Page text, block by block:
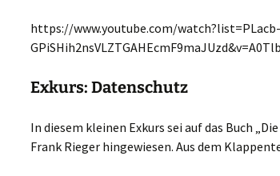
https://www.youtube.com/watch?list=PLacb-
Exkurs: Datenschutz
In diesem kleinen Exkurs sei auf das Buch
Frank Rieger hingewiesen. Aus dem